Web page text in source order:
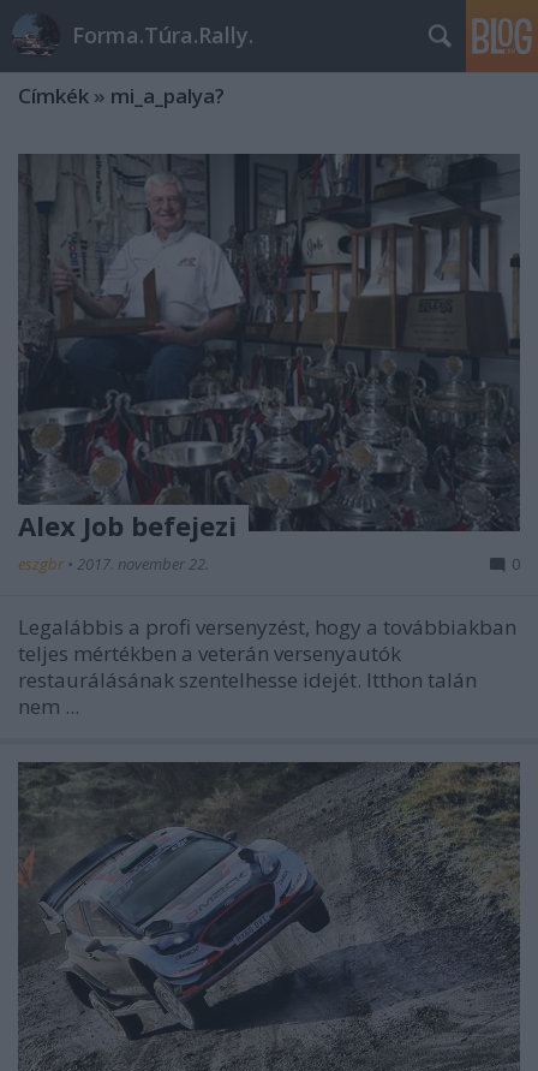
Forma.Túra.Rally.
Címkék » mi_a_palya?
Alex Job befejezi
eszgbr • 2017. november 22. 0
Legalábbis a profi versenyzést, hogy a továbbiakban
teljes mértékben a veterán versenyautók
restaurálásának szentelhesse idejét. Itthon talán
nem ...